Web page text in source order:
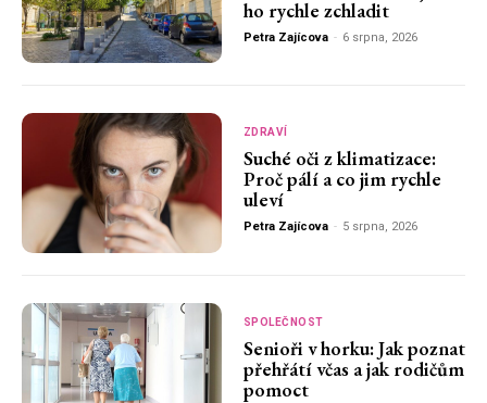
ho rychle zchladit
Petra Zajícova - 6 srpna, 2026
ZDRAVÍ
Suché oči z klimatizace:
Proč pálí a co jim rychle
uleví
Petra Zajícova - 5 srpna, 2026
SPOLEČNOST
Senioři v horku: Jak poznat
přehřátí včas a jak rodičům
pomoct